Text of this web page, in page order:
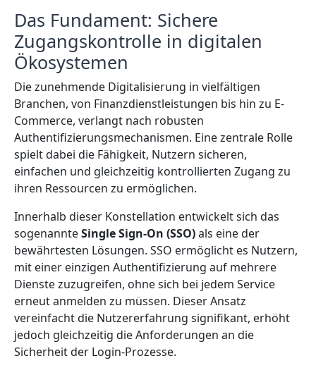
Das Fundament: Sichere
Zugangskontrolle in digitalen
Ökosystemen
Die zunehmende Digitalisierung in vielfältigen
Branchen, von Finanzdienstleistungen bis hin zu E-
Commerce, verlangt nach robusten
Authentifizierungsmechanismen. Eine zentrale Rolle
spielt dabei die Fähigkeit, Nutzern sicheren,
einfachen und gleichzeitig kontrollierten Zugang zu
ihren Ressourcen zu ermöglichen.
Innerhalb dieser Konstellation entwickelt sich das
sogenannteSingle Sign-On (SSO)als eine der
bewährtesten Lösungen. SSO ermöglicht es Nutzern,
mit einer einzigen Authentifizierung auf mehrere
Dienste zuzugreifen, ohne sich bei jedem Service
erneut anmelden zu müssen. Dieser Ansatz
vereinfacht die Nutzererfahrung signifikant, erhöht
jedoch gleichzeitig die Anforderungen an die
Sicherheit der Login-Prozesse.